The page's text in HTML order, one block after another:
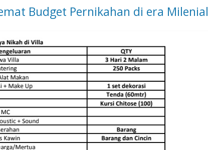
Budget Pernikahan di era Milenial